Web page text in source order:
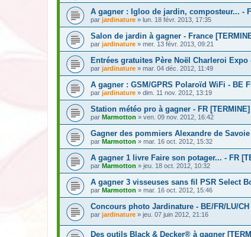
A gagner : Igloo de jardin, composteur... -
par jardinature » lun. 18 févr. 2013, 17:35
Salon de jardin à gagner - France
par jardinature » mer. 13 févr. 2013, 09:21
Entrées gratuites Père Noël Charleroi Expo
par jardinature » mar. 04 déc. 2012, 11:49
A gagner : GSM/GPRS Polaroïd WiFi - BE
par jardinature » dim. 11 nov. 2012, 13:19
Station météo pro à gagner - FR [TERMINE]
par Marmotton » ven. 09 nov. 2012, 16:42
Gagner des pommiers Alexandre de Savoie
par Marmotton » mar. 16 oct. 2012, 15:32
A gagner 1 livre Faire son potager... - FR
par Marmotton » jeu. 18 oct. 2012, 10:32
A gagner 3 visseuses sans fil PSR Select
par Marmotton » mar. 16 oct. 2012, 15:46
Concours photo Jardinature - BE/FR/LU/CH
par jardinature » jeu. 07 juin 2012, 21:16
Des outils Black & Decker® à gagner